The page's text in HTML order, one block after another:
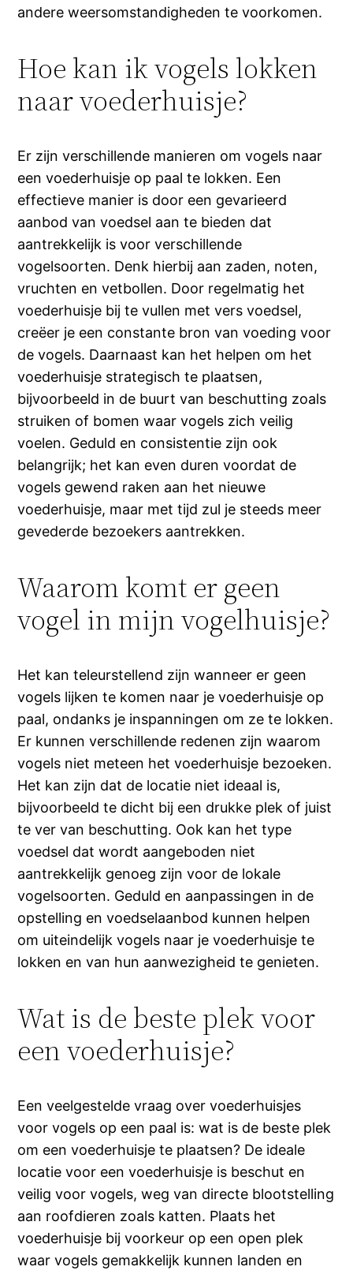
andere weersomstandigheden te voorkomen.
Hoe kan ik vogels lokken
naar voederhuisje?
Er zijn verschillende manieren om vogels naar
een voederhuisje op paal te lokken. Een
effectieve manier is door een gevarieerd
aanbod van voedsel aan te bieden dat
aantrekkelijk is voor verschillende
vogelsoorten. Denk hierbij aan zaden, noten,
vruchten en vetbollen. Door regelmatig het
voederhuisje bij te vullen met vers voedsel,
creëer je een constante bron van voeding voor
de vogels. Daarnaast kan het helpen om het
voederhuisje strategisch te plaatsen,
bijvoorbeeld in de buurt van beschutting zoals
struiken of bomen waar vogels zich veilig
voelen. Geduld en consistentie zijn ook
belangrijk; het kan even duren voordat de
vogels gewend raken aan het nieuwe
voederhuisje, maar met tijd zul je steeds meer
gevederde bezoekers aantrekken.
Waarom komt er geen
vogel in mijn vogelhuisje?
Het kan teleurstellend zijn wanneer er geen
vogels lijken te komen naar je voederhuisje op
paal, ondanks je inspanningen om ze te lokken.
Er kunnen verschillende redenen zijn waarom
vogels niet meteen het voederhuisje bezoeken.
Het kan zijn dat de locatie niet ideaal is,
bijvoorbeeld te dicht bij een drukke plek of juist
te ver van beschutting. Ook kan het type
voedsel dat wordt aangeboden niet
aantrekkelijk genoeg zijn voor de lokale
vogelsoorten. Geduld en aanpassingen in de
opstelling en voedselaanbod kunnen helpen
om uiteindelijk vogels naar je voederhuisje te
lokken en van hun aanwezigheid te genieten.
Wat is de beste plek voor
een voederhuisje?
Een veelgestelde vraag over voederhuisjes
voor vogels op een paal is: wat is de beste plek
om een voederhuisje te plaatsen? De ideale
locatie voor een voederhuisje is beschut en
veilig voor vogels, weg van directe blootstelling
aan roofdieren zoals katten. Plaats het
voederhuisje bij voorkeur op een open plek
waar vogels gemakkelijk kunnen landen en